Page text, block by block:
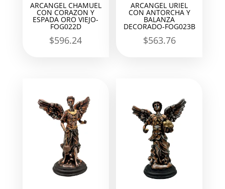
ARCANGEL CHAMUEL
CON CORAZON Y
ESPADA ORO VIEJO-
FOG022D
$596.24
ARCANGEL URIEL
CON ANTORCHA Y
BALANZA
DECORADO-FOG023B
$563.76